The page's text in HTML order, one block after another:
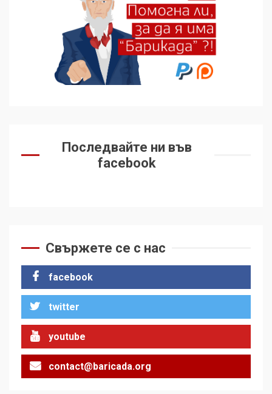
Последвайте ни във
facebook
Свържете се с нас
facebook
twitter
youtube
contact@baricada.org